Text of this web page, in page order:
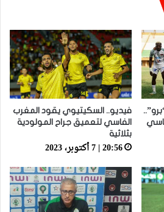
فيديو.. السكيتيوي يقود المغرب
الفاسي لتعميق جراح المولودية
بثلاثية
20:56 | 7 أكتوبر، 2023